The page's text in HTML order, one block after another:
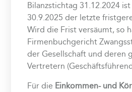
Bilanzstichtag 31.12.2024
30.9.2025 der letzte
Wird die Frist versäumt, so
Firmenbuchgericht
der Gesellschaft und deren
Vertretern
Für die Einkommen- und